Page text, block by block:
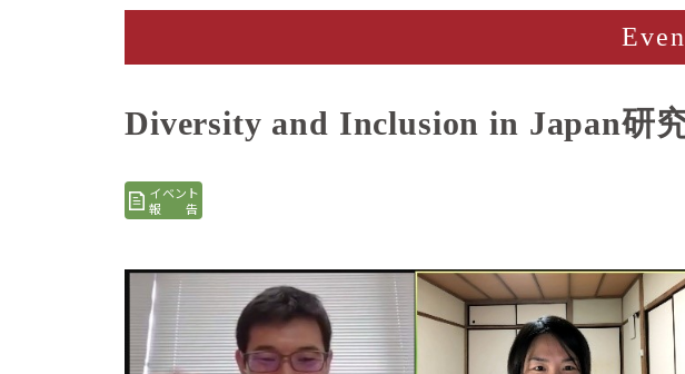
Diversity and Inclusion in Japan研
イベント
報告